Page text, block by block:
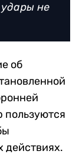
не
об
пользуются
действиях.